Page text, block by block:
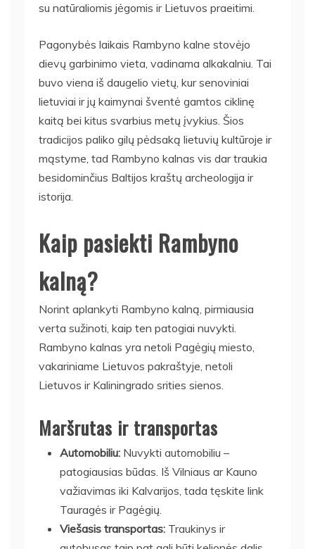
su natūraliomis jėgomis ir Lietuvos praeitimi.
Pagonybės laikais Rambyno kalne stovėjo
dievų garbinimo vieta, vadinama alkakalniu. Tai
buvo viena iš daugelio vietų, kur senoviniai
lietuviai ir jų kaimynai šventė gamtos ciklinę
kaitą bei kitus svarbius metų įvykius. Šios
tradicijos paliko gilų pėdsaką lietuvių kultūroje ir
mąstyme, tad Rambyno kalnas vis dar traukia
besidominčius Baltijos kraštų archeologija ir
istorija.
Kaip pasiekti Rambyno
kalną?
Norint aplankyti Rambyno kalną, pirmiausia
verta sužinoti, kaip ten patogiai nuvykti.
Rambyno kalnas yra netoli Pagėgių miesto,
vakariniame Lietuvos pakraštyje, netoli
Lietuvos ir Kaliningrado srities sienos.
Maršrutas ir transportas
Automobiliu: Nuvykti automobiliu –
patogiausias būdas. Iš Vilniaus ar Kauno
važiavimas iki Kalvarijos, tada tęskite link
Tauragės ir Pagėgių.
Viešasis transportas: Traukinys ir